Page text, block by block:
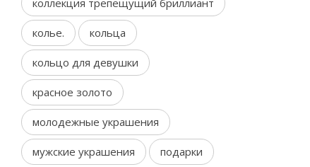
коллекция трепещущий бриллиант
колье. кольца
кольцо для девушки
красное золото
молодежные украшения
мужские украшения подарки